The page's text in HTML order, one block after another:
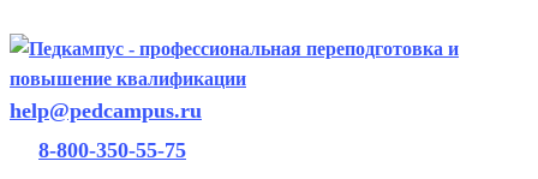
help@pedcampus.ru
8-800-350-55-75